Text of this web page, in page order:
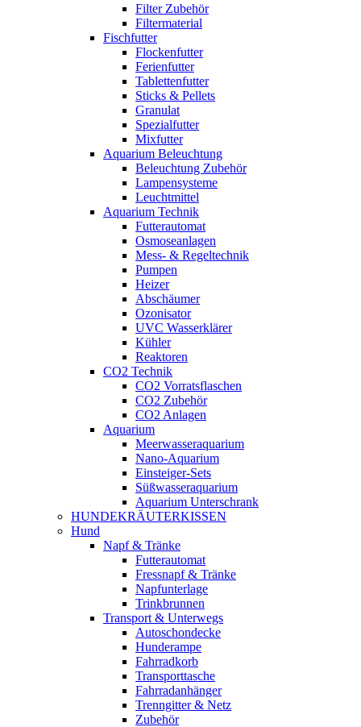
Filter Zubehör
Filtermaterial
Fischfutter
Flockenfutter
Ferienfutter
Tablettenfutter
Sticks & Pellets
Granulat
Spezialfutter
Mixfutter
Aquarium Beleuchtung
Beleuchtung Zubehör
Lampensysteme
Leuchtmittel
Aquarium Technik
Futterautomat
Osmoseanlagen
Mess- & Regeltechnik
Pumpen
Heizer
Abschäumer
Ozonisator
UVC Wasserklärer
Kühler
Reaktoren
CO2 Technik
CO2 Vorratsflaschen
CO2 Zubehör
CO2 Anlagen
Aquarium
Meerwasseraquarium
Nano-Aquarium
Einsteiger-Sets
Süßwasseraquarium
Aquarium Unterschrank
HUNDEKRÄUTERKISSEN
Hund
Napf & Tränke
Futterautomat
Fressnapf & Tränke
Napfunterlage
Trinkbrunnen
Transport & Unterwegs
Autoschondecke
Hunderampe
Fahrradkorb
Transporttasche
Fahrradanhänger
Trenngitter & Netz
Zubehör